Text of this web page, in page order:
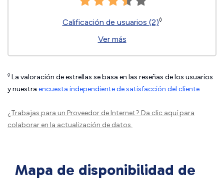
Calificación de usuarios (2)◊
Ver más
◊ La valoración de estrellas se basa en las reseñas de los usuarios
y nuestra encuesta independiente de satisfacción del cliente.
¿Trabajas para un Proveedor de Internet? Da clic aquípara
colaborar en la actualización de datos.
Mapa de disponibilidad de